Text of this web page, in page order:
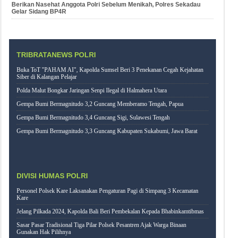
Berikan Nasehat Anggota Polri Sebelum Menikah, Polres Sekadau
Gelar Sidang BP4R
TRIBRATANEWS POLRI
Buka ToT "PAHAM AI", Kapolda Sumsel Beri 3 Penekanan Cegah Kejahatan
Siber di Kalangan Pelajar
Polda Malut Bongkar Jaringan Senpi Ilegal di Halmahera Utara
Gempa Bumi Bermagnitudo 3,2 Guncang Memberamo Tengah, Papua
Gempa Bumi Bermagnitudo 3,4 Guncang Sigi, Sulawesi Tengah
Gempa Bumi Bermagnitudo 3,3 Guncang Kabupaten Sukabumi, Jawa Barat
DIVISI HUMAS POLRI
Personel Polsek Kare Laksanakan Pengaturan Pagi di Simpang 3 Kecamatan
Kare
Jelang Pilkada 2024, Kapolda Bali Beri Pembekalan Kepada Bhabinkamtibmas
Sasar Pasar Tradisional Tiga Pilar Polsek Pesantren Ajak Warga Binaan
Gunakan Hak Pilihnya